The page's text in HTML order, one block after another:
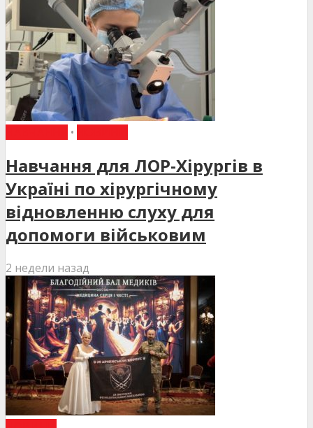
•
Навчання для ЛОР-Хірургів в
Україні по хірургічному
відновленню слуху для
допомоги військовим
2 недели назад